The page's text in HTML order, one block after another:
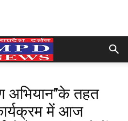
अभियान’’के तहत
कार्यक्रम में आज